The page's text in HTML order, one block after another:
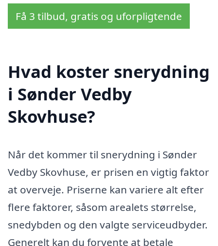
Få 3 tilbud, gratis og uforpligtende
Hvad koster snerydning
i Sønder Vedby
Skovhuse?
Når det kommer til snerydning i Sønder
Vedby Skovhuse, er prisen en vigtig faktor
at overveje. Priserne kan variere alt efter
flere faktorer, såsom arealets størrelse,
snedybden og den valgte serviceudbyder.
Generelt kan du forvente at betale